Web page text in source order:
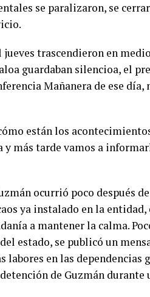
se paralizaron, se
jueves trascendieron en
guardaban silencioa, el
Mañanera de ese
están los
más tarde vamos a
ocurrió poco después
ya instalado en la
a mantener la calma.
estado, se publicó un
labores en las
de Guzmán durante